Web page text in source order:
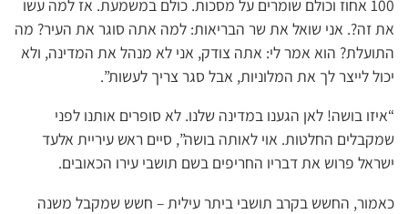
100 אחוז וכולם שומרים על מסכות. כולם במשמעת. אז למה עשו
את זה?. אני שואל את שר הבריאות: למה אתה סוגר את העיר? מה
התועלת? הוא אמר לי: אתה צודק, אני לא מנהל את המדינה, ולא
יכול לייצר לך את המלוניות, אבל סגר צריך לעשות”.
“איזו בושה! לאן הגענו במדינה שלנו. לא סופרים אותנו לפני
שמקבלים החלטות. אוי לאותה בושה”, סיים ראש עיריית אלעד
ישראל פרוש את דבריו החריפים בשם תושבי עירו הכאובים.
כאמור, החשש בקרב תושבי ביתר עילית – חשש שמקבל משנה